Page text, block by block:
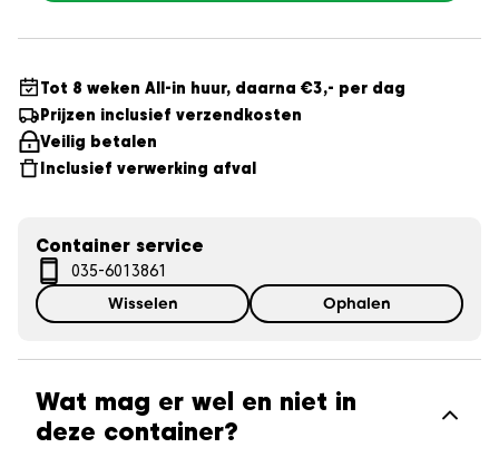
Tot 8 weken All-in huur, daarna €3,- per dag
Prijzen inclusief verzendkosten
Veilig betalen
Inclusief verwerking afval
Container service
035-6013861
Wisselen
Ophalen
Wat mag er wel en niet in
deze container?